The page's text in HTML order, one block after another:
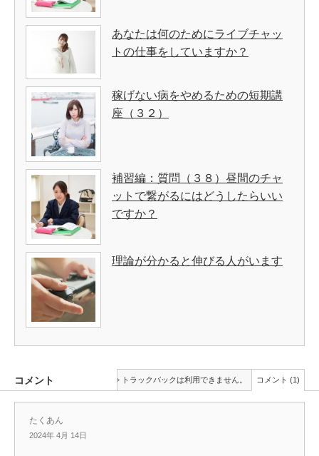
あなたは何のためにライブチャッ
トの仕事をしていますか？
稼げない病をやめるための短期講
座（３２）
補習編：質問（３８）昼間のチャ
ットで繋がるにはどうしたらいい
ですか？
理論が分かると伸びる人がいます
コメント トラックバックは利用できません。 コメント (1)
たくあん
2024年 4月 14日